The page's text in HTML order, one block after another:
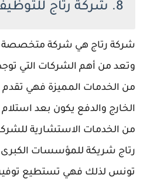
8. شركة رتاج للتوظيف بالخارج
شركة رتاج هي شركة متخصصة
وتعد من أهم الشركات التي
من الخدمات المميزة فهي
الخارج والدفع يكون بعد
من الخدمات الاستشارية
رتاج شريكة للمؤسسات
تونس لذلك فهي تستطيع